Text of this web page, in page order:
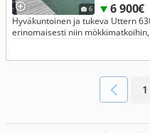
6 6 900€
Hyväkuntoinen ja tukeva Uttern 6300 etsii uutta omistajaa! Vene
erinomaisesti niin
1